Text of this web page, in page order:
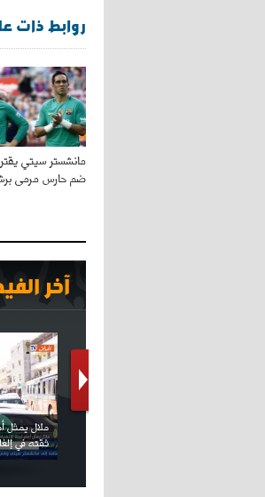
روابط ذات
مانشستر سيتي
ضم حارس مرمى
آخر
بسبب